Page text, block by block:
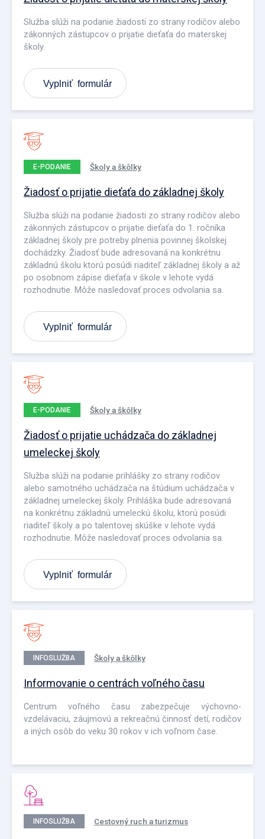
Služba slúži na podanie žiadosti zo strany rodičov alebo
zákonných zástupcov o prijatie dieťaťa do materskej
školy.
Vyplniť formulár
E-PODANIE Školy a škôlky
Žiadosť o prijatie dieťaťa do základnej školy
Služba slúži na podanie žiadosti zo strany rodičov alebo
zákonných zástupcov o prijatie dieťaťa do 1. ročníka
základnej školy pre potreby plnenia povinnej školskej
dochádzky. Žiadosť bude adresovaná na konkrétnu
základnú školu ktorú posúdi riaditeľ základnej školy a až
po osobnom zápise dieťaťa v škole v lehote vydá
rozhodnutie. Môže nasledovať proces odvolania sa.
Vyplniť formulár
E-PODANIE Školy a škôlky
Žiadosť o prijatie uchádzača do základnej
umeleckej školy
Služba slúži na podanie prihlášky zo strany rodičov
alebo samotného uchádzača na štúdium uchádzača v
základnej umeleckej školy. Prihláška bude adresovaná
na konkrétnu základnú umeleckú školu, ktorú posúdi
riaditeľ školy a po talentovej skúške v lehote vydá
rozhodnutie. Môže nasledovať proces odvolania sa.
Vyplniť formulár
INFOSLUŽBA Školy a škôlky
Informovanie o centrách voľného času
Centrum voľného času zabezpečuje výchovno-
vzdelávaciu, záujmovú a rekreačnú činnosť detí, rodičov
a iných osôb do veku 30 rokov v ich voľnom čase.
INFOSLUŽBA Cestovný ruch a turizmus